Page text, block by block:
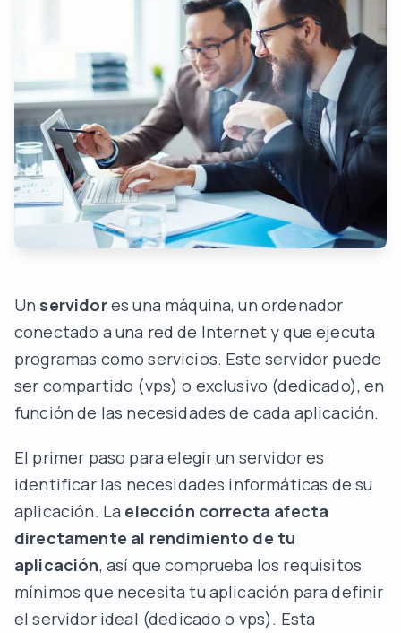
Un servidores una máquina, un ordenador
conectado a una red de Internet y que ejecuta
programas como servicios. Este servidor puede
ser compartido (vps) o exclusivo (dedicado), en
función de las necesidades de cada aplicación.
El primer paso para elegir un servidor es
identificar las necesidades informáticas de su
aplicación. La elección correcta afecta
directamente al rendimiento de tu
aplicación, así que comprueba los requisitos
mínimos que necesita tu aplicación para definir
el servidor ideal (dedicado o vps). Esta